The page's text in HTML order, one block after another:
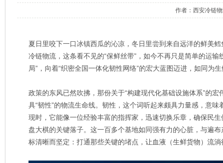
作者：西安冷链物
夏日里咬下一口冰镇西瓜的沁凉，冬日里尝到来自远洋的鲜美
冷链物流，这条看不见的“保鲜丝带”，如今不再只是简单的运
局”，向着“织密全国一体化韧性网络”的宏大蓝图迈进，如同为
政策的东风已然吹拂， 那份关于“构建现代化基础设施体系”的
具“韧性”的物流生命线。韧性，这个词听起来颇具力量感，意
现时，它能像一位经验丰富的指挥家，迅速切换乐章，确保民
盘大棋的关键落子。这一百多个基地如同强有力的心脏，与遍
标清晰而坚定：打通那些关键的堵点，让血液（生鲜货物）流淌